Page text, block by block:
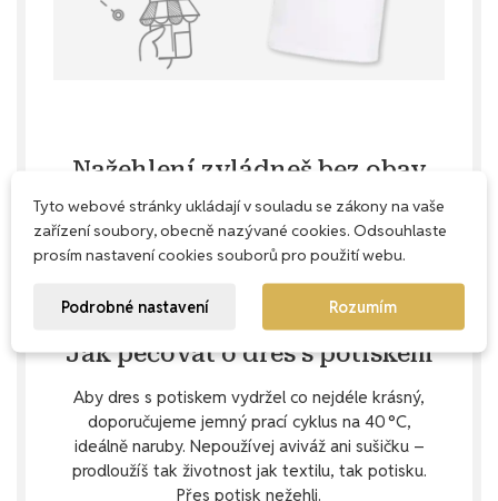
Nažehlení zvládneš bez obav
Nažehlení čísla doma je snadné, když víš, jak na
to. V našem podrobnémPrůvodci nažehlenímti
ukážeme, jaké pomůcky budeš potřebovat a jak
správně postupovat krok za krokem. Pokud si i
přesto nebudeš jistý, rádi ti poradíme.
Jak pečovat o dres s potiskem
Aby dres s potiskem vydržel co nejdéle krásný,
doporučujeme jemný prací cyklus na 40 °C,
ideálně naruby. Nepoužívej aviváž ani sušičku –
prodloužíš tak životnost jak textilu, tak potisku.
Přes potisk nežehli.
Tyto webové stránky ukládají v souladu se zákony na vaše
zařízení soubory, obecně nazývané cookies. Odsouhlaste
prosím nastavení cookies souborů pro použití webu.
Podrobné nastavení Rozumím